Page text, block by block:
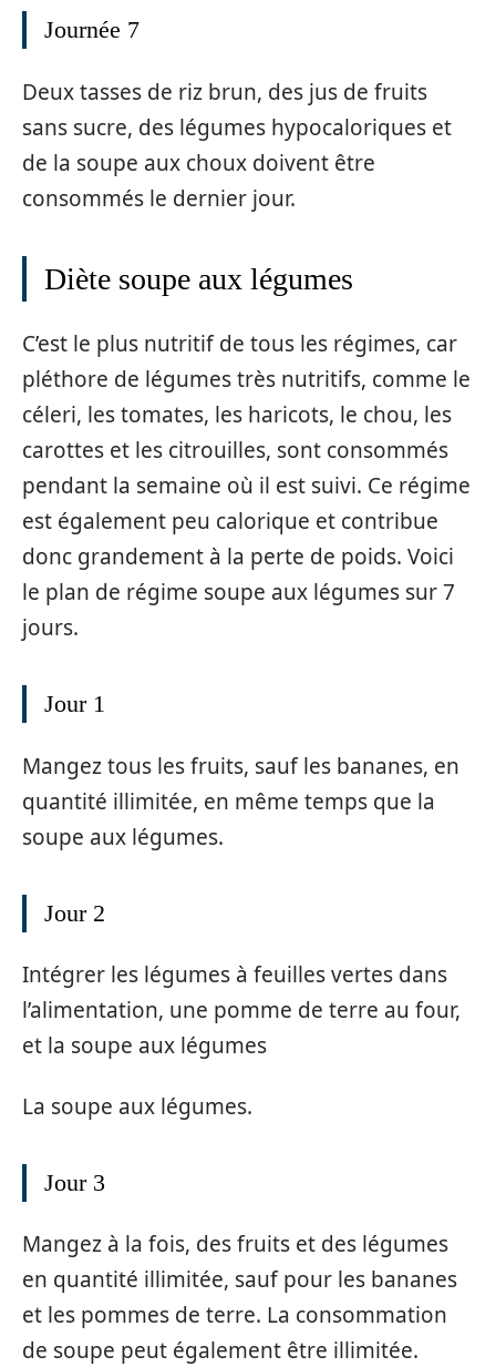
Journée 7
Deux tasses de riz brun, des jus de fruits
sans sucre, des légumes hypocaloriques et
de la soupe aux choux doivent être
consommés le dernier jour.
Diète soupe aux légumes
C’est le plus nutritif de tous les régimes, car
pléthore de légumes très nutritifs, comme le
céleri, les tomates, les haricots, le chou, les
carottes et les citrouilles, sont consommés
pendant la semaine où il est suivi. Ce régime
est également peu calorique et contribue
donc grandement à la perte de poids. Voici
le plan de régime soupe aux légumes sur 7
jours.
Jour 1
Mangez tous les fruits, sauf les bananes, en
quantité illimitée, en même temps que la
soupe aux légumes.
Jour 2
Intégrer les légumes à feuilles vertes dans
l’alimentation, une pomme de terre au four,
et la soupe aux légumes
La soupe aux légumes.
Jour 3
Mangez à la fois, des fruits et des légumes
en quantité illimitée, sauf pour les bananes
et les pommes de terre. La consommation
de soupe peut également être illimitée.